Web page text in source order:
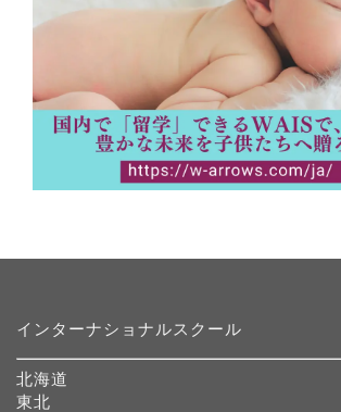
インターナショナルスクール
北海道
東北